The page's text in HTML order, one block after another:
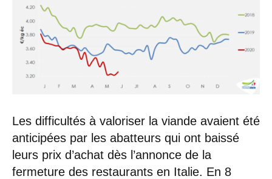
Les difficultés à valoriser la viande avaient été
anticipées par les abatteurs qui ont baissé
leurs prix d’achat dès l’annonce de la
fermeture des restaurants en Italie. En 8